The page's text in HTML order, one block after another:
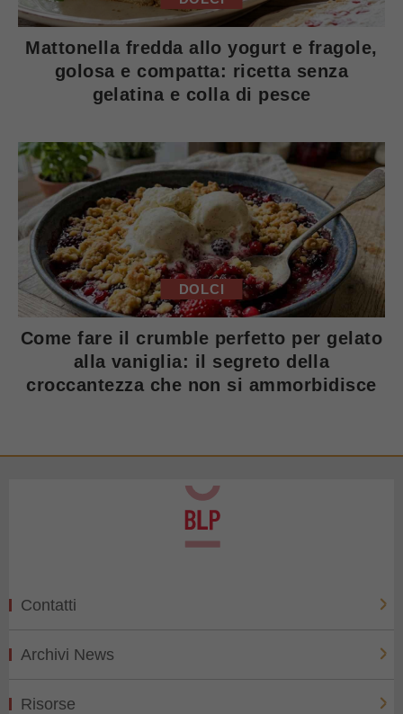
Mattonella fredda allo yogurt e fragole,
golosa e compatta: ricetta senza
gelatina e colla di pesce
DOLCI
Come fare il crumble perfetto per gelato
alla vaniglia: il segreto della
croccantezza che non si ammorbidisce
Contatti
Archivi News
Risorse